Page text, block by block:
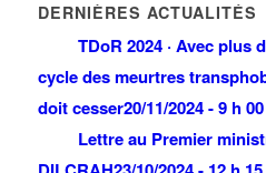
DERNIÈRES ACTUALITÉS
TDoR 2024 · Avec plus
cycle des meurtres
doit cesser20/11/2024 - 9 h
Lettre au Premier